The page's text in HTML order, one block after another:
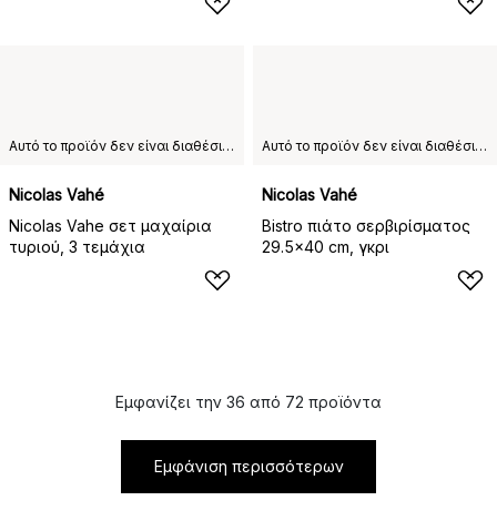
Αυτό το προϊόν δεν είναι διαθέσιμο στη χώρα παράδοσης που έχετε επιλέξει.
Nicolas Vahé
Nicolas Vahe σετ μαχαίρια
τυριού, 3 τεμάχια
Αυτό το προϊόν δεν είναι διαθέσιμο στη χώρα παράδοσης που έχετε επιλέξει.
Nicolas Vahé
Bistro πιάτο σερβιρίσματος
29.5x40 cm, γκρι
Εμφανίζει την 36 από 72 προϊόντα
Εμφάνιση περισσότερων